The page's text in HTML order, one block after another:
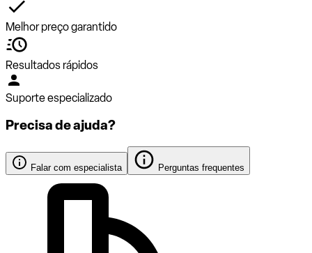
Melhor preço garantido
Resultados rápidos
Suporte especializado
Precisa de ajuda?
Falar com especialista Perguntas frequentes